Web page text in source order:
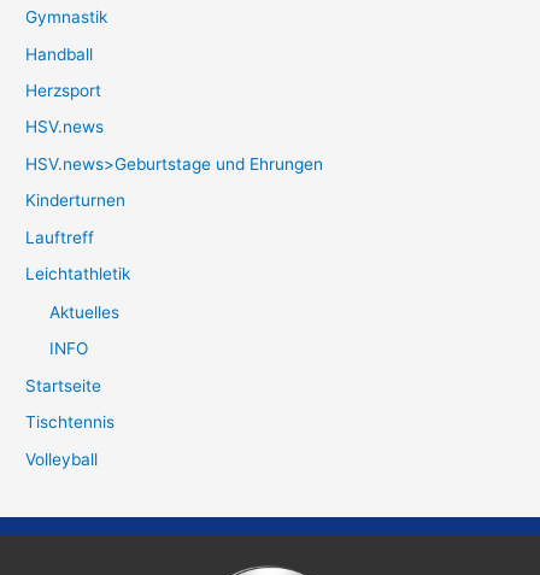
Gymnastik
Handball
Herzsport
HSV.news
HSV.news>Geburtstage und Ehrungen
Kinderturnen
Lauftreff
Leichtathletik
Aktuelles
INFO
Startseite
Tischtennis
Volleyball